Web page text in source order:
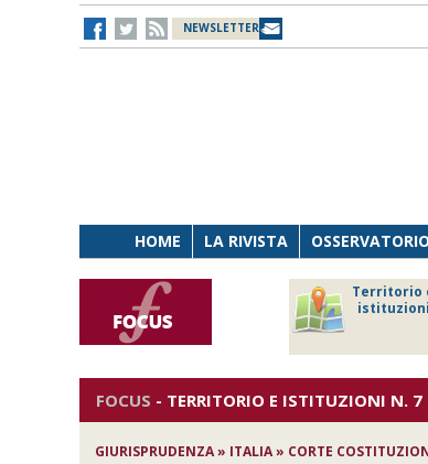
NEWSLETTER
HOME LA RIVISTA OSSERVATORIO
Territorio
istituzioni
FOCUS - TERRITORIO E ISTITUZIONI N.
GIURISPRUDENZA » ITALIA » CORTE